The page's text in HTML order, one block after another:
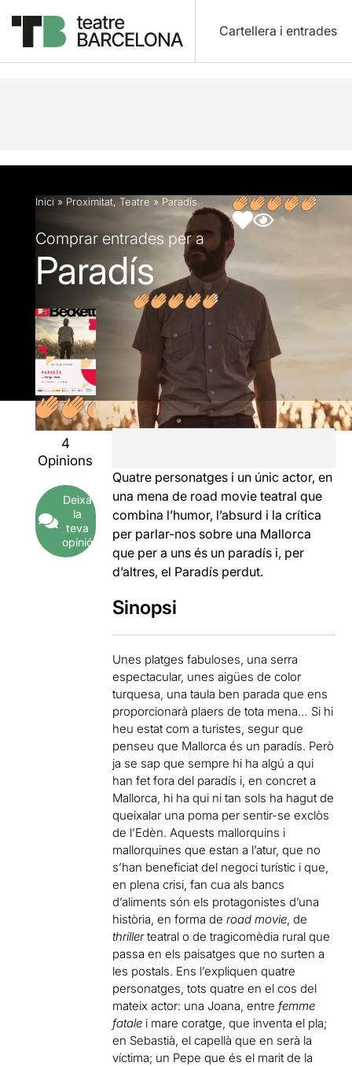
Cartellera i entrades
Descripció Fitxa artística Fotos i vídeos
Inici » Proximitat, Teatre » Paradís
Comprar entrades per a
Paradís
4
Opinions
Deixa
la
teva
opinió
Quatre personatges i un únic actor, en
una mena de road movie teatral que
combina l’humor, l’absurd i la crítica
per parlar-nos sobre una Mallorca
que per a uns és un paradís i, per
d’altres, el Paradís perdut.
Sinopsi
Unes platges fabuloses, una serra
espectacular, unes aigües de color
turquesa, una taula ben parada que ens
proporcionarà plaers de tota mena… Si hi
heu estat com a turistes, segur que
penseu que Mallorca és un paradís. Però
ja se sap que sempre hi ha algú a qui
han fet fora del paradís i, en concret a
Mallorca, hi ha qui ni tan sols ha hagut de
queixalar una poma per sentir-se exclòs
de l’Edèn. Aquests mallorquins i
mallorquines que estan a l’atur, que no
s’han beneficiat del negoci turístic i que,
en plena crisi, fan cua als bancs
d’aliments són els protagonistes d’una
història, en forma deroad movie , de
thrillerteatral o de tragicomèdia rural que
passa en els paisatges que no surten a
les postals. Ens l’expliquen quatre
personatges, tots quatre en el cos del
mateix actor: una Joana, entrefemme
fatale i mare coratge, que inventa el pla;
en Sebastià, el capellà que en serà la
víctima; un Pepe que és el marit de la